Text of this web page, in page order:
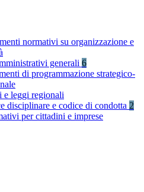
normativi su organizzazione e
generali 6
di programmazione strategico-
e leggi regionali
disciplinare e codice di condotta 2
per cittadini e imprese